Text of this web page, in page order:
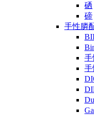
硒
碲
手性膦
手
手